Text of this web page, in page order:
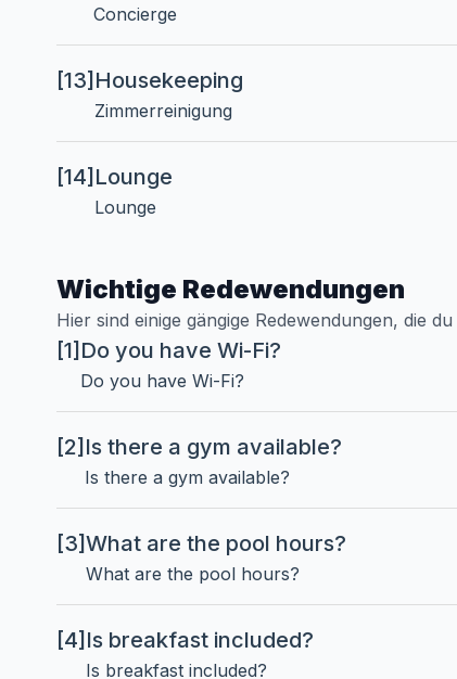
Concierge
[13] Housekeeping
Zimmerreinigung
[14] Lounge
Lounge
Wichtige Redewendungen
Hier sind einige gängige Redewendungen, die
[1] Do you have Wi-Fi?
Do you have Wi-Fi?
[2] Is there a gym available?
Is there a gym available?
[3]What are the pool hours?
What are the pool hours?
[4] Is breakfast included?
Is breakfast included?